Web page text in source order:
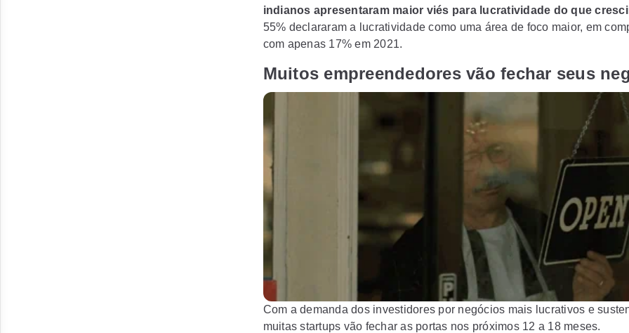
indianos apresentaram maior viés para lucratividade do que
55% declararam a lucratividade como uma área de foco maior, em
com apenas 17% em 2021.
Muitos empreendedores vão fechar seus
Com a demanda dos investidores por negócios mais lucrativos e
muitas startups vão fechar as portas nos próximos 12 a 18 meses.